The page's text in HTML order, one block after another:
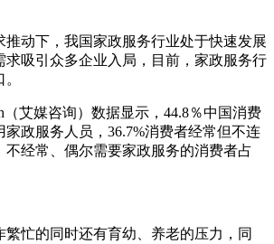
动下，我国家政服务行业处于快速发展
求吸引众多企业入局，目前，家政服务行
艾媒咨询）数据显示，44.8％中国消费
政服务人员，36.7%消费者经常但不连
不经常、偶尔需要家政服务的消费者占
忙的同时还有育幼、养老的压力，同